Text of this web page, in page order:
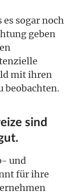
sogar noch
geben
mit ihren
beobachten.
sind
und
für ihre